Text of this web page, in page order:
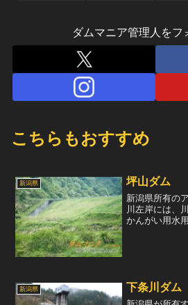
ダムマニア管理人をフ
こちらもおすすめ
新潟県 坪山ダム
新潟県所有の
川左岸には、
かんがい用水
新潟県 下条川ダム